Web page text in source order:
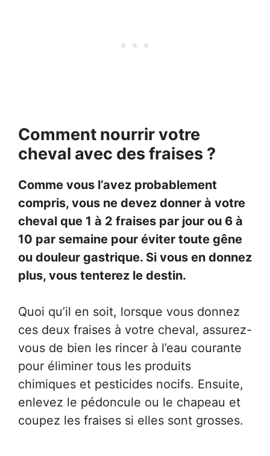
Comment nourrir votre
cheval avec des fraises ?
Comme vous l’avez probablement
compris, vous ne devez donner à votre
cheval que 1 à 2 fraises par jour ou 6 à
10 par semaine pour éviter toute gêne
ou douleur gastrique. Si vous en donnez
plus, vous tenterez le destin.
Quoi qu’il en soit, lorsque vous donnez
ces deux fraises à votre cheval, assurez-
vous de bien les rincer à l’eau courante
pour éliminer tous les produits
chimiques et pesticides nocifs. Ensuite,
enlevez le pédoncule ou le chapeau et
coupez les fraises si elles sont grosses.